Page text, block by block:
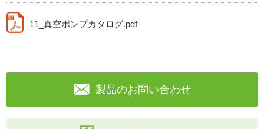
11_真空ポンプカタログ.pdf
製品のお問い合わせ